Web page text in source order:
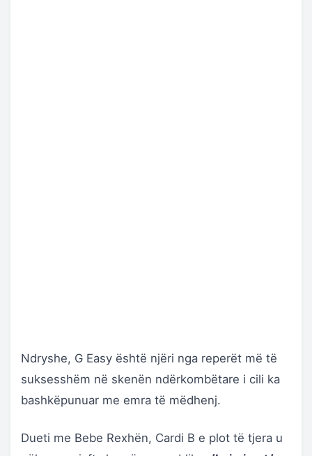
Ndryshe, G Easy është njëri nga reperët më të
suksesshëm në skenën ndërkombëtare i cili ka
bashkëpunuar me emra të mëdhenj.
Dueti me Bebe Rexhën, Cardi B e plot të tjera u